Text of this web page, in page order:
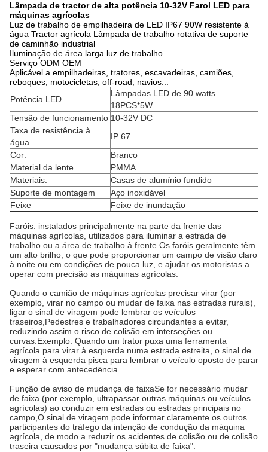
Lâmpada de tractor de alta potência 10-32V Farol LED para
máquinas agrícolas
Luz de trabalho de empilhadeira de LED IP67 90W resistente à
água Tractor agrícola Lâmpada de trabalho rotativa de suporte
de caminhão industrial
Iluminação de área larga luz de trabalho
Serviço ODM OEM
Aplicável a empilhadeiras, tratores, escavadeiras, camiões,
reboques, motocicletas, off-road, navios...
Potência LED
Lâmpadas LED de 90 watts
18PCS*5W
Tensão de funcionamento 10-32V DC
Taxa de resistência à
água
IP 67
Cor:
Branco
Material da lente
PMMA
Materiais:
Casas de alumínio fundido
Suporte de montagem
Aço inoxidável
Feixe
Feixe de inundação
Faróis: instalados principalmente na parte da frente das
máquinas agrícolas, utilizados para iluminar a estrada de
trabalho ou a área de trabalho à frente. Os faróis geralmente têm
um alto brilho, o que pode proporcionar um campo de visão claro
à noite ou em condições de pouca luz, e ajudar os motoristas a
operar com precisão as máquinas agrícolas.
Quando o camião de máquinas agrícolas precisar virar (por
exemplo, virar no campo ou mudar de faixa nas estradas rurais),
ligar o sinal de viragem pode lembrar os veículos
traseiros,Pedestres e trabalhadores circundantes a evitar,
reduzindo assim o risco de colisão em interseções ou
curvas. Exemplo: Quando um trator puxa uma ferramenta
agrícola para virar à esquerda numa estrada estreita, o sinal de
viragem à esquerda pisca para lembrar o veículo oposto de parar
e esperar com antecedência.
Função de aviso de mudança de faixaSe for necessário mudar
de faixa (por exemplo, ultrapassar outras máquinas ou veículos
agrícolas) ao conduzir em estradas ou estradas principais no
campo,O sinal de viragem pode informar claramente os outros
participantes do tráfego da intenção de condução da máquina
agrícola, de modo a reduzir os acidentes de colisão ou de colisão
traseira causados por "mudança súbita de faixa".